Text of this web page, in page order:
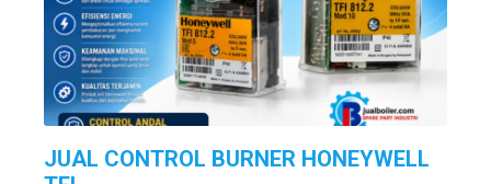
JUAL CONTROL BURNER HONEYWELL